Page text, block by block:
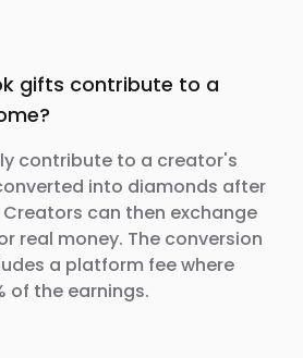
gifts contribute to a
contribute to a creator's
into diamonds after
can then exchange
real money. The conversion
a platform fee where
of the earnings.